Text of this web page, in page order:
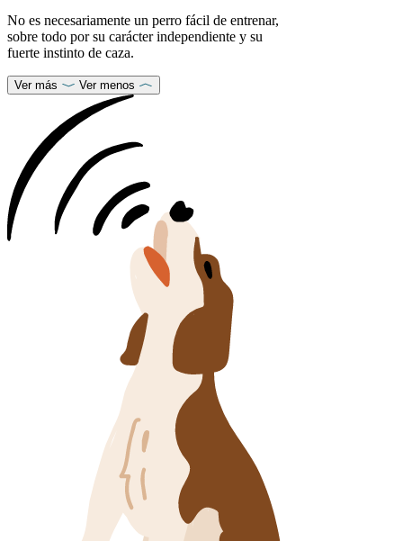
No es necesariamente un perro fácil de entrenar,
sobre todo por su carácter independiente y su
fuerte instinto de caza.
Ver más Ver menos